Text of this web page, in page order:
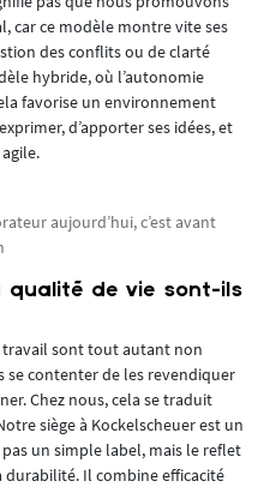
car ce modèle montre vite ses
des conflits ou de clarté
hybride, où l’autonomie
favorise un environnement
d’apporter ses idées, et
aujourd’hui, c’est avant
de vie sont-ils
travail sont tout autant non
se contenter de les revendiquer
Chez nous, cela se traduit
siège à Kockelscheuer est un
pas un simple label, mais le reflet
Il combine efficacité